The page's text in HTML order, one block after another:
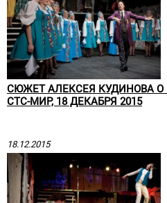
СЮЖЕТ АЛЕКСЕЯ КУДИНОВА О
СТС-МИР, 18 ДЕКАБРЯ 2015
18.12.2015